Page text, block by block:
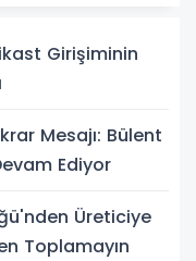
Girişiminin
Mesajı: Bülent
Ediyor
Üreticiye
Toplamayın